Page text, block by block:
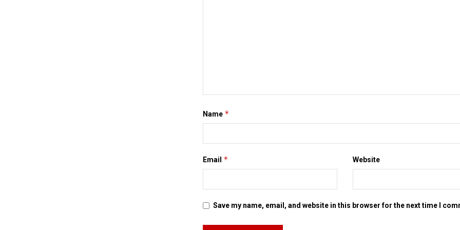
Name *
Email * Website
Save my name, email, and website in this browser for the next time I